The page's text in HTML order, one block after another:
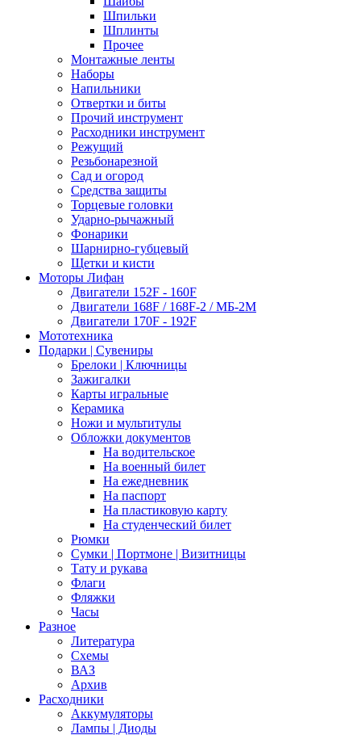
Шпильки
Шплинты
Прочее
Монтажные ленты
Наборы
Напильники
Отвертки и биты
Прочий инструмент
Расходники инструмент
Режущий
Резьбонарезной
Сад и огород
Средства защиты
Торцевые головки
Ударно-рычажный
Фонарики
Шарнирно-губцевый
Щетки и кисти
Моторы Лифан
Двигатели 152F - 160F
Двигатели 168F / 168F-2 / МБ-2М
Двигатели 170F - 192F
Мототехника
Подарки | Сувениры
Брелоки | Ключницы
Зажигалки
Карты игральные
Керамика
Ножи и мультитулы
Обложки документов
На водительское
На военный билет
На ежедневник
На паспорт
На пластиковую карту
На студенческий билет
Рюмки
Сумки | Портмоне | Визитницы
Тату и рукава
Флаги
Фляжки
Часы
Разное
Литература
Схемы
ВАЗ
Архив
Расходники
Аккумуляторы
Лампы | Диоды